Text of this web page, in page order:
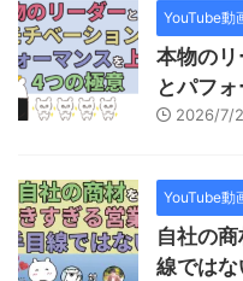
YouTube動
本物の
とパフ
2026/7/
YouTube動
自社の
線では